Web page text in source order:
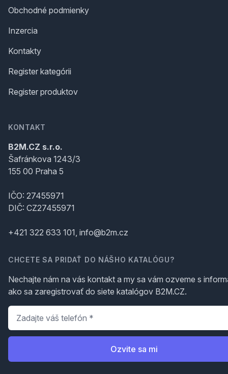
Obchodné podmienky
Inzercia
Kontakty
Register kategórii
Register produktov
KONTAKT
B2M.CZ s.r.o.
Šafránkova 1243/3
155 00 Praha 5
IČO: 27455971
DIČ: CZ27455971
+421 322 633 101, info@b2m.cz
CHCETE SA PRIDAŤ DO NÁŠHO KATALÓGU?
Nechajte nám na vás kontakt a my sa vám ozveme s
ako sa zaregistrovať do siete katalógov B2M.CZ.
Telefón
Ozvite sa mi